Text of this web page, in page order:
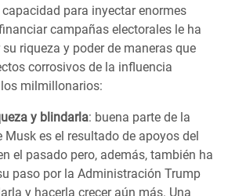
para inyectar enormes
campañas electorales le ha
riqueza y poder de maneras que
corrosivos de la influencia
milmillonarios:
y blindarla: buena parte de la
Musk es el resultado de apoyos del
el pasado pero, además, también ha
paso por la Administración Trump
y hacerla crecer aún más. Una